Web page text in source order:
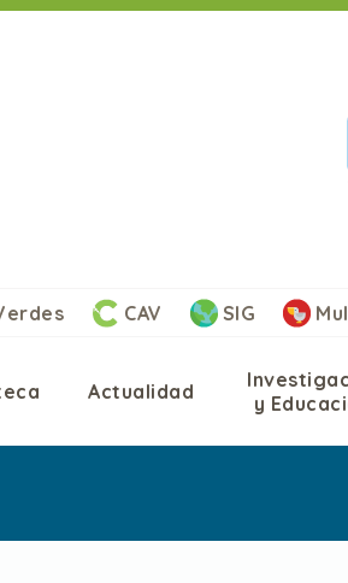
SIG
CAV
Actualidad
y